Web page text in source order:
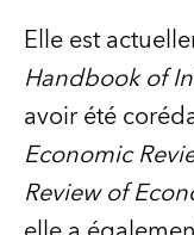
Elle est
Handbook of
avoir été
Economic
Review of